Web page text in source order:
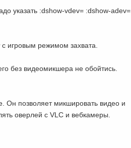
указать :dshow-vdev= :dshow-adev=
игровым режимом захвата.
без видеомикшера не обойтись.
Он позволяет микшировать видео и
оверлей с VLC и вебкамеры.